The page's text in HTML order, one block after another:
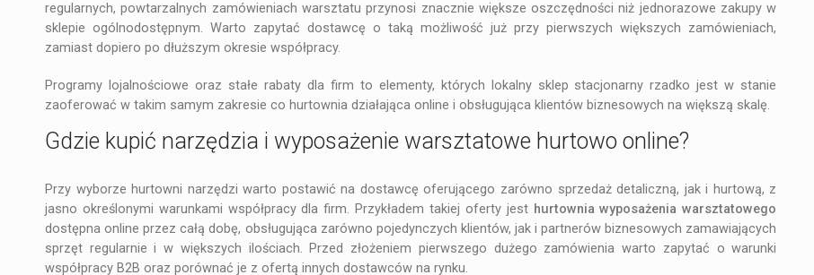
regularnych, powtarzalnych zamówieniach warsztatu przynosi znacznie większe oszczędności niż jednorazowe zakupy w
sklepie ogólnodostępnym. Warto zapytać dostawcę o taką możliwość już przy pierwszych większych zamówieniach,
zamiast dopiero po dłuższym okresie współpracy.
Programy lojalnościowe oraz stałe rabaty dla firm to elementy, których lokalny sklep stacjonarny rzadko jest w stanie
zaoferować w takim samym zakresie co hurtownia działająca online i obsługująca klientów biznesowych na większą skalę.
Gdzie kupić narzędzia i wyposażenie warsztatowe hurtowo online?
Przy wyborze hurtowni narzędzi warto postawić na dostawcę oferującego zarówno sprzedaż detaliczną, jak i hurtową, z
jasno określonymi warunkami współpracy dla firm. Przykładem takiej oferty jest hurtownia wyposażenia warsztatowego
dostępna online przez całą dobę, obsługująca zarówno pojedynczych klientów, jak i partnerów biznesowych zamawiających
sprzęt regularnie i w większych ilościach. Przed złożeniem pierwszego dużego zamówienia warto zapytać o warunki
współpracy B2B oraz porównać je z ofertą innych dostawców na rynku.